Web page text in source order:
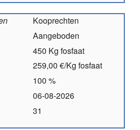
Kooprechten
Aangeboden
450 Kg fosfaat
259,00 €/Kg fosfaat
100 %
06-08-2026
31